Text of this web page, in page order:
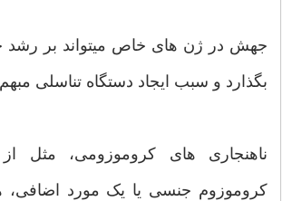
جهش در ژن های خاص میتواند بر رشد
بگذارد و سبب ایجاد دستگاه تناسلی
ناهنجاری های کروموزومی، مثل
کروموزوم جنسی یا یک مورد اضافی،